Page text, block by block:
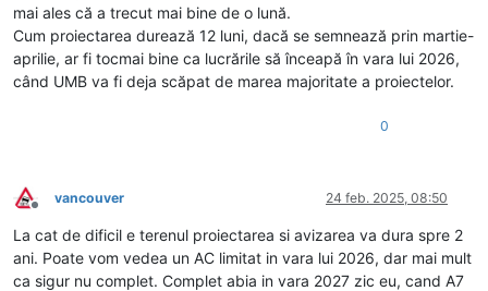
mai ales că a trecut mai bine de o lună.
Cum proiectarea durează 12 luni, dacă se semnează prin martie-
aprilie, ar fi tocmai bine ca lucrările să înceapă în vara lui 2026,
când UMB va fi deja scăpat de marea majoritate a proiectelor.
0
Deconectat
vancouver 24 feb. 2025, 08:50
La cat de dificil e terenul proiectarea si avizarea va dura spre 2
ani. Poate vom vedea un AC limitat in vara lui 2026, dar mai mult
ca sigur nu complet. Complet abia in vara 2027 zic eu, cand A7